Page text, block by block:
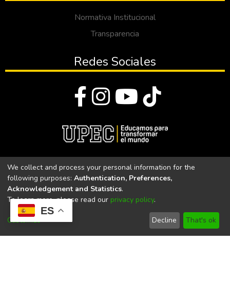
ES
Normativa Institucional
Transparencia
Redes Sociales
Universidad Politécnica Estatal del Carchi
Universidad Politécnica Estatal del Carchi | Acreditada por el
CACES Resolución N°. 160-SE-33-CACES-2020
We collect and process your personal information for the
following purposes: Authentication, Preferences,
Acknowledgement and Statistics.
To learn more, please read our privacy policy.
Customize Decline That's ok